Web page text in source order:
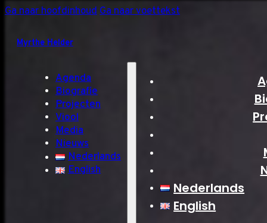
Ga naar hoofdinhoudGa naar voettekst
Myrthe Helder
Agenda
Biografie
Projecten
Viool
Media
Nieuws
Nederlands
English
Nederlands
English